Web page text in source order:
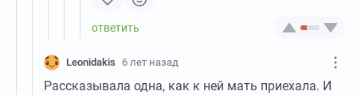
Leonidakis 6 лет назад
Рассказывала одна, как к ней мать приехала. И